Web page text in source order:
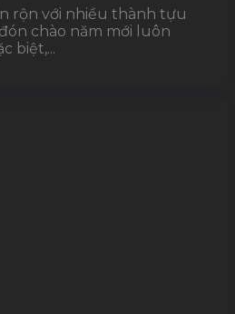
rộn với nhiều thành tựu
chào năm mới luôn
biệt,...